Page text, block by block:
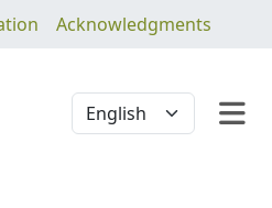
Acknowledgments